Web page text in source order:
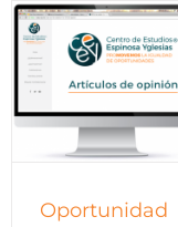
Oportunidad